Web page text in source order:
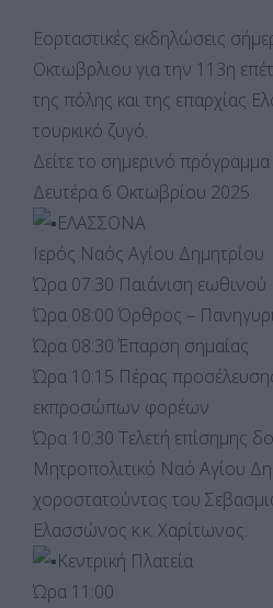
Εορταστικές εκδηλώσεις
Οκτωβρλιου για την 113η
της πόλης και της επαρχίας
τουρκικό ζυγό.
Δείτε το σημερινό
Δευτέρα 6 Οκτωβρίου 2025
ΕΛΑΣΣΟΝΑ
Ιερός Ναός Αγίου Δημητρίου
Ώρα 07:30 Παιάνιση εωθινού
Ώρα 08:00 Όρθρος –
Ώρα 08:30 Έπαρση σημαίας
Ώρα 10:15 Πέρας
εκπροσώπων φορέων
Ώρα 10:30 Τελετή επίσημης
Μητροπολιτικό Ναό Αγίου
χοροστατούντος του
Ελασσώνος κ.κ. Χαρίτωνος.
Κεντρική Πλατεία
Ώρα 11:00